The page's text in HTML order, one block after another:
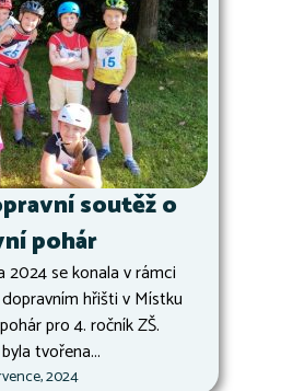
soutěž o
pohár
2024 se konala v rámci
hřišti v Místku
pro 4. ročník ZŠ.
tvořena...
2024